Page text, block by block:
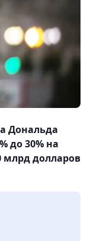
Дональда
до 30% на
млрд долларов